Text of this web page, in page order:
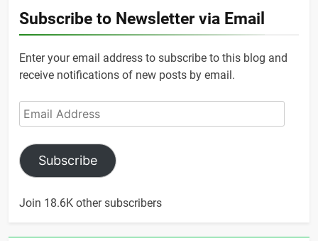
Subscribe to Newsletter via Email
Enter your email address to subscribe to this blog and
receive notifications of new posts by email.
Email
Address
Subscribe
Join 18.6K other subscribers